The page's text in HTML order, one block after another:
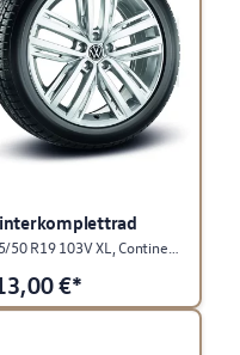
€*